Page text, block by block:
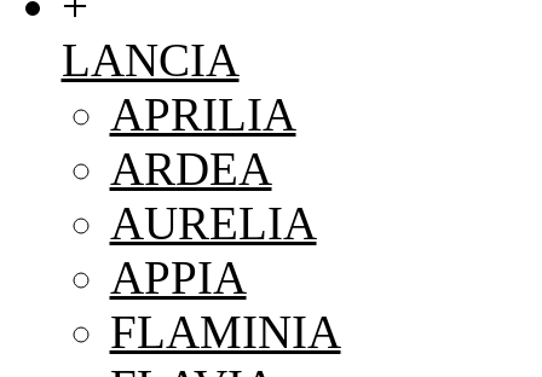
LANCIA
APRILIA
ARDEA
AURELIA
APPIA
FLAMINIA